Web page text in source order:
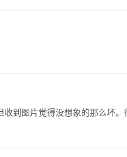
到图片觉得没想象的那么坏。